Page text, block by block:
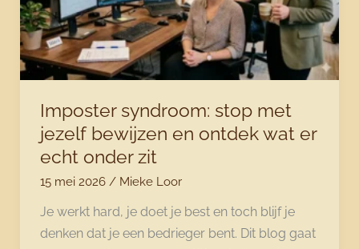
het
niet
meer
gaat?
Imposter syndroom: stop met
jezelf bewijzen en ontdek wat er
echt onder zit
15 mei 2026 / Mieke Loor
Je werkt hard, je doet je best en toch blijf je
denken dat je een bedrieger bent. Dit blog gaat